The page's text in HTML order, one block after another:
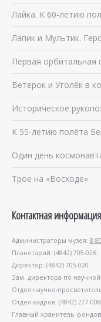
Лайка. К 60-летию
Лапик и Мультик.
Первая орбитальная
Ветерок и Уголёк в
Историческое
К 55-летию полёта
Один день
Трое на «Восходе»
Контактная информация
Администраторы музея: 8
Планетарий: (4842) 705-026.
Директор: (4842) 705-020.
Зам. директора по научной
Отдел научно-
Отдел кадров: (4842) 277-
Главный хранитель